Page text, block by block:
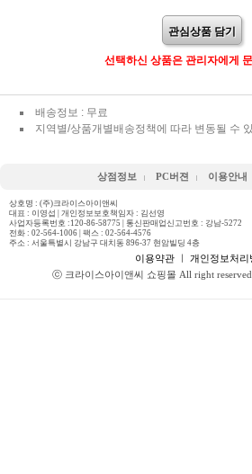
관심상품 담기
선택하신 상품은 관리자에게
배송정보 : 무료
지역별/상품개별배송정책에 따라 변동될 수
상점정보 PC버젼 이용안내
상호명 : (주)크라이스아이앤씨
대표 : 이영섭 | 개인정보보호책임자 : 김선영
사업자등록번호 :120-86-58775 | 통신판매업신고번호 : 강남-5272
전화 : 02-564-1006 | 팩스 : 02-564-4576
주소 : 서울특별시 강남구 대치동 896-37 현암빌딩 4층
이용약관ㅣ 개인정보처리
ⓒ 크라이스아이앤씨 쇼핑몰 All right reserved.